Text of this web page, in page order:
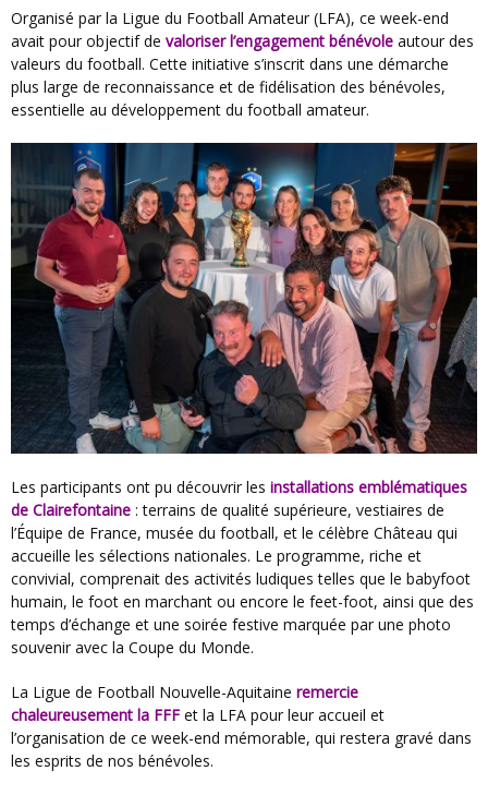
Organisé par la Ligue du Football Amateur (LFA), ce week-end
avait pour objectif de valoriser l’engagement bénévole autour des
valeurs du football. Cette initiative s’inscrit dans une démarche
plus large de reconnaissance et de fidélisation des bénévoles,
essentielle au développement du football amateur.
Les participants ont pu découvrir les installations emblématiques
de Clairefontaine : terrains de qualité supérieure, vestiaires de
l’Équipe de France, musée du football, et le célèbre Château qui
accueille les sélections nationales. Le programme, riche et
convivial, comprenait des activités ludiques telles que le babyfoot
humain, le foot en marchant ou encore le feet-foot, ainsi que des
temps d’échange et une soirée festive marquée par une photo
souvenir avec la Coupe du Monde.
La Ligue de Football Nouvelle-Aquitaine remercie
chaleureusement la FFF et la LFA pour leur accueil et
l’organisation de ce week-end mémorable, qui restera gravé dans
les esprits de nos bénévoles.